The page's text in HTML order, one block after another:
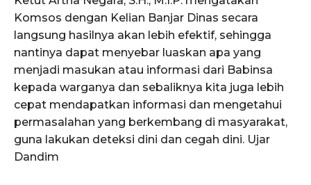
Komsos dengan Kelian Banjar Dinas secara
langsung hasilnya akan lebih efektif, sehingga
nantinya dapat menyebar luaskan apa yang
menjadi masukan atau informasi dari Babinsa
kepada warganya dan sebaliknya kita juga lebih
cepat mendapatkan informasi dan mengetahui
permasalahan yang berkembang di masyarakat,
guna lakukan deteksi dini dan cegah dini. Ujar
Dandim